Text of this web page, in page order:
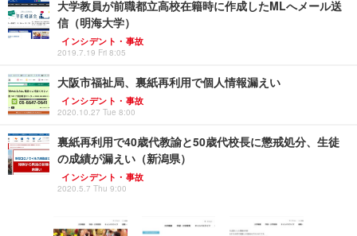
大学教員が前職都立高校在籍時に作成したMLへメール送
信（明海大学）
インシデント・事故
2019.7.19 Fri 8:05
大阪市福祉局、裏紙再利用で個人情報漏えい
インシデント・事故
2020.10.27 Tue 8:00
裏紙再利用で40歳代教諭と50歳代校長に懲戒処分、生徒
の成績が漏えい（新潟県）
インシデント・事故
2020.5.7 Thu 9:00